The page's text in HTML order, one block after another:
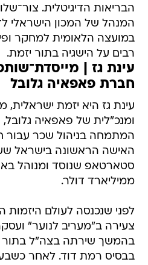
הבריאות הדיגיטלית.
המנהל של המכון הישראלי
במועצה הלאומית למחקר
רבים על הישגיה בתור יזמת.
עינת גז |
חברת פאפאיה גלובל
עינת גז היא יזמת ישראלית,
ומנכ"לית של פאפאיה
המתמחה בניהול שכר עבור
האישה הראשונה בישראל
סטארטאפ שנוסד ומנוהל
ממיליארד דולר.
לפני שנכנסה לעולם היזמות
צעירה ב"מעריב לנוער"
בהמשך שירתה בצה"ל בתור